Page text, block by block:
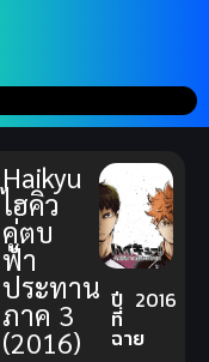
Haikyu
ไฮคิว
คู่ตบ
ฟ้า
ประทาน
ภาค 3
(2016)
ปี
ที่
ฉาย
2016